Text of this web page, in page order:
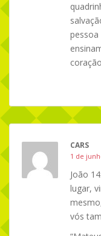
pessoa
CARS
1 de
João
lugar,
vós